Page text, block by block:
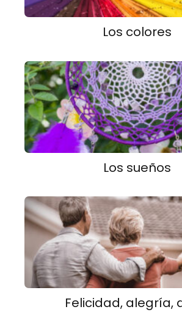
Los colores
Los sueños
Felicidad, alegría,